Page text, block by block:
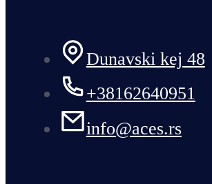
Dunavski kej 48
+38162640951
info@aces.rs